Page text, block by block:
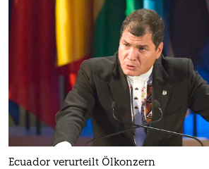
Ecuador verurteilt Ölkonzern